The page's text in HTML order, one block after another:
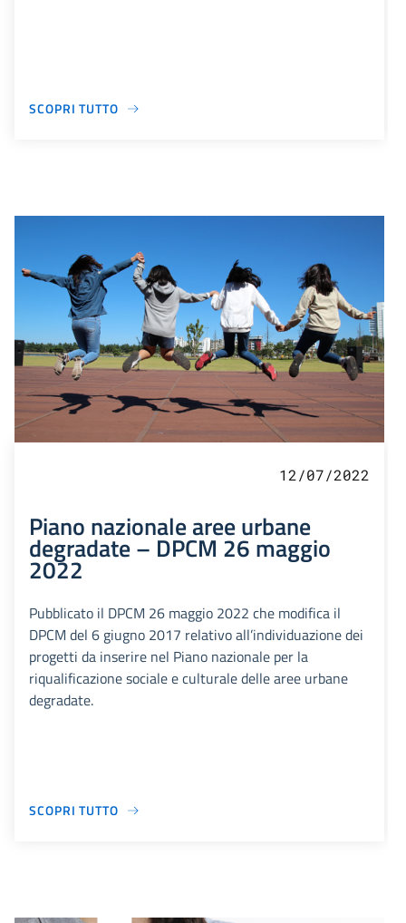
SCOPRI TUTTO
12/07/2022
Piano nazionale aree urbane
degradate – DPCM 26 maggio
2022
Pubblicato il DPCM 26 maggio 2022 che modifica il
DPCM del 6 giugno 2017 relativo all’individuazione dei
progetti da inserire nel Piano nazionale per la
riqualificazione sociale e culturale delle aree urbane
degradate.
SCOPRI TUTTO